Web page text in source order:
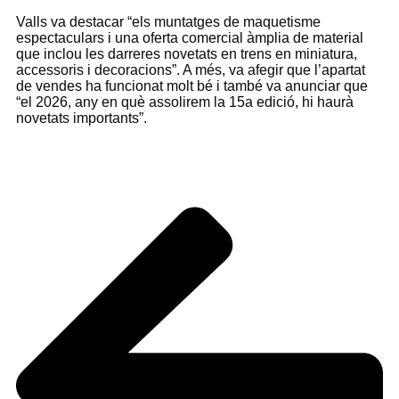
Valls va destacar “els muntatges de maquetisme
espectaculars i una oferta comercial àmplia de material
que inclou les darreres novetats en trens en miniatura,
accessoris i decoracions”. A més, va afegir que l’apartat
de vendes ha funcionat molt bé i també va anunciar que
“el 2026, any en què assolirem la 15a edició, hi haurà
novetats importants”.